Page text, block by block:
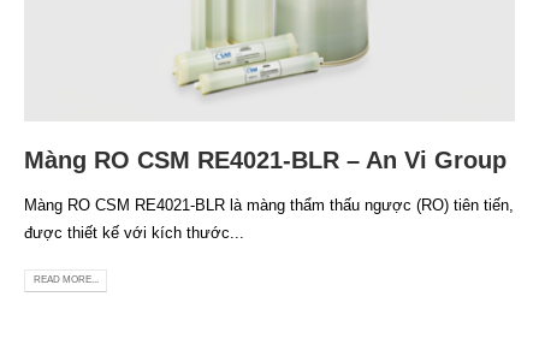
Màng RO CSM RE4021-BLR – An Vi Group
Màng RO CSM RE4021-BLR là màng thẩm thấu ngược (RO) tiên tiến,
được thiết kế với kích thước...
READ MORE...